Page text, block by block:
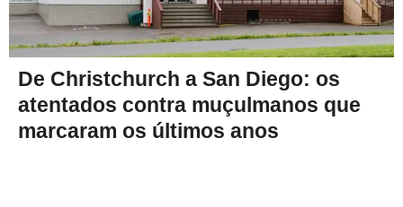
De Christchurch a San Diego: os
atentados contra muçulmanos que
marcaram os últimos anos